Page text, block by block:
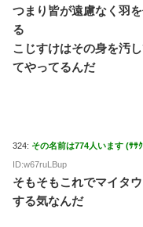
つまり皆が遠慮なく羽
る
こじすけはその身を汚
てやってるんだ
324: その名前は774人います (ｻｻ
ID:w67ruLBup
そもそもこれでマイタ
する気なんだ